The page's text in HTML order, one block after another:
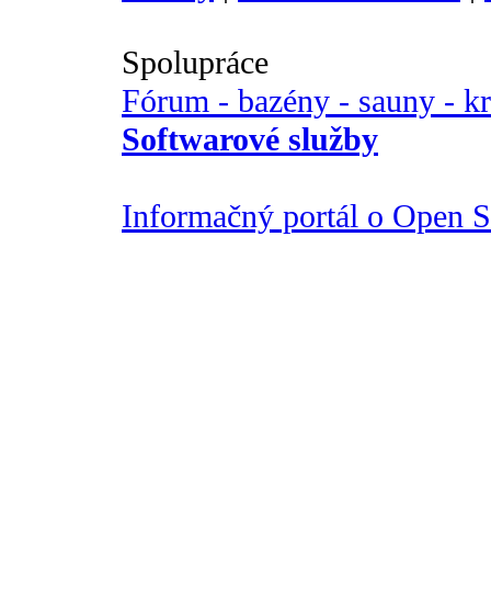
Spolupráce
Fórum - bazény - sauny -
Softwarové služby
Informačný portál o Open